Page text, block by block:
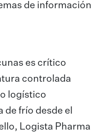
de información
es crítico
controlada
logístico
frío desde el
Logista Pharma